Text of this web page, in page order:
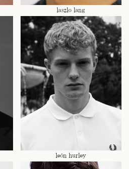
laszlo lang
león hurley